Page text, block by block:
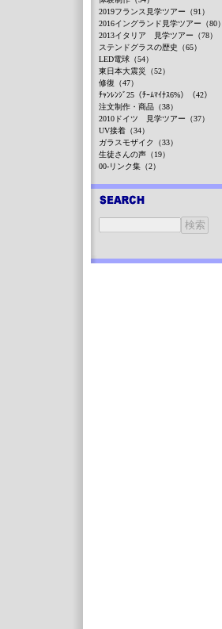
2019フランス見学ツアー（91）
2016イングランド見学ツアー（80）
2013イタリア 見学ツアー（78）
ステンドグラスの歴史（65）
LED電球（54）
東日本大震災（52）
修復（47）
ﾁｬﾝﾚﾝｼﾞ25（ﾁｰﾑﾏｲﾅｽ6%）（42）
注文制作・商品（38）
2010ドイツ 見学ツアー（37）
UV接着（34）
ガラスモザイク（33）
生徒さんの声（19）
00-リンク集（2）